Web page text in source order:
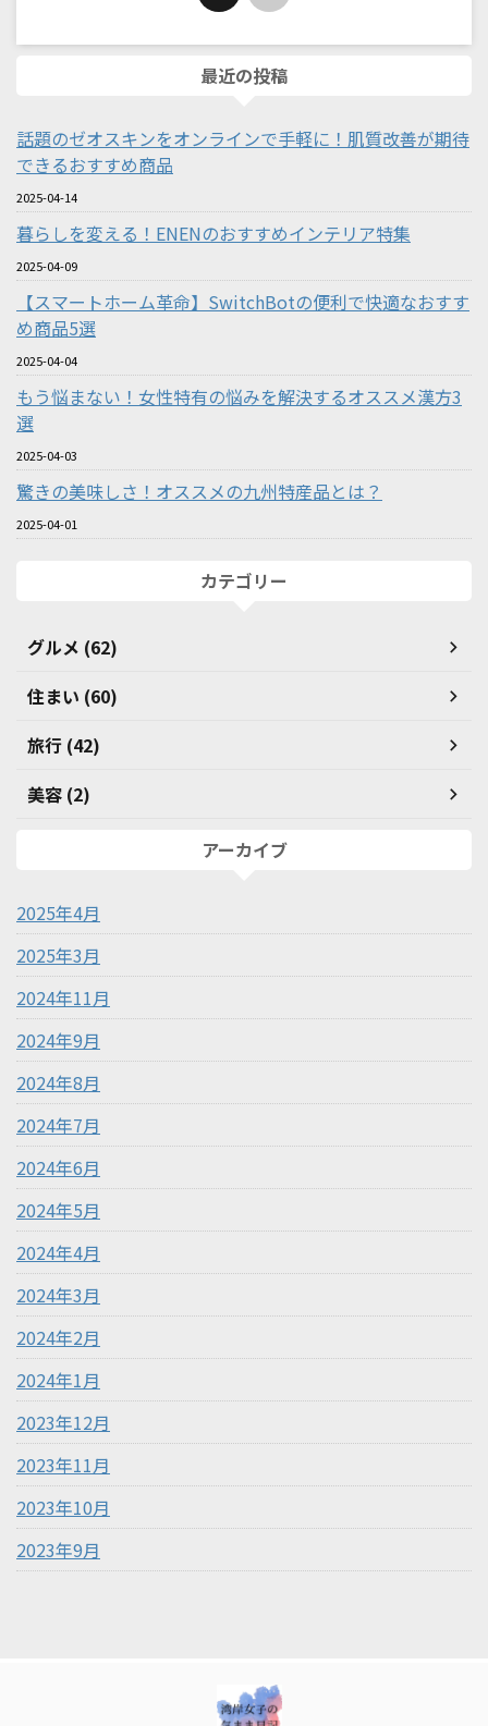
最近の投稿
話題のゼオスキンをオンラインで手軽に！肌質改善が期待
できるおすすめ商品
2025-04-14
暮らしを変える！ENENのおすすめインテリア特集
2025-04-09
【スマートホーム革命】SwitchBotの便利で快適なおすす
め商品5選
2025-04-04
もう悩まない！女性特有の悩みを解決するオススメ漢方3
選
2025-04-03
驚きの美味しさ！オススメの九州特産品とは？
2025-04-01
カテゴリー
グルメ (62)
住まい (60)
旅行 (42)
美容 (2)
アーカイブ
2025年4月
2025年3月
2024年11月
2024年9月
2024年8月
2024年7月
2024年6月
2024年5月
2024年4月
2024年3月
2024年2月
2024年1月
2023年12月
2023年11月
2023年10月
2023年9月